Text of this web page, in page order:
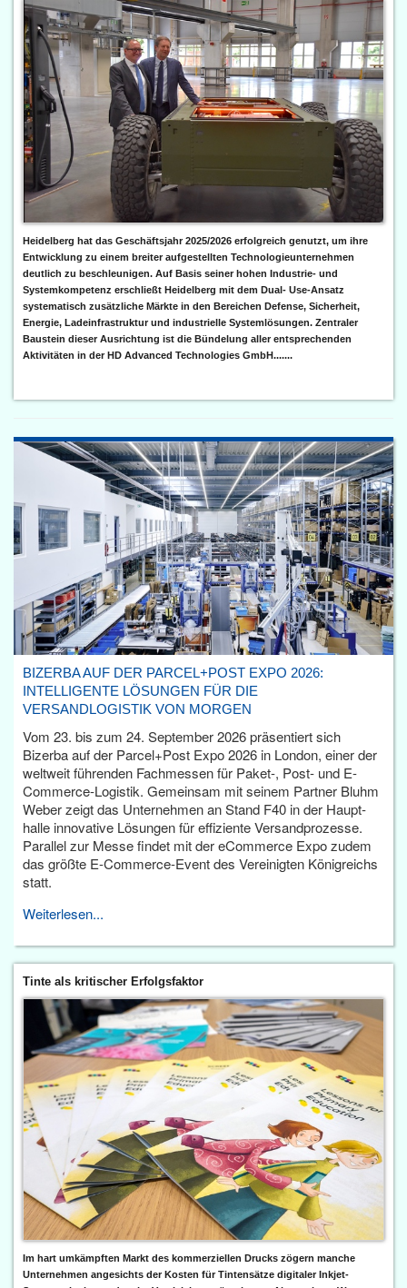
Heidelberg hat das Geschäftsjahr 2025/2026 erfolgreich genutzt, um ihre
Entwicklung zu einem breiter aufgestellten Technologieunternehmen
deutlich zu beschleunigen. Auf Basis seiner hohen Industrie- und
Systemkompetenz erschließt Heidelberg mit dem Dual- Use-Ansatz
systematisch zusätzliche Märkte in den Bereichen Defense, Sicherheit,
Energie, Ladeinfrastruktur und industrielle Systemlösungen. Zentraler
Baustein dieser Ausrichtung ist die Bündelung aller entsprechenden
Aktivitäten in der HD Advanced Technologies GmbH.......
BIZERBA AUF DER PARCEL+POST EXPO 2026:
INTELLIGENTE LÖSUNGEN FÜR DIE
VERSANDLOGISTIK VON MORGEN
Vom 23. bis zum 24. September 2026 präsentiert sich
Bizerba auf der Parcel+Post Expo 2026 in London, einer der
weltweit führenden Fachmessen für Paket-, Post- und E-
Commerce-Logistik. Gemeinsam mit seinem Partner Bluhm
Weber zeigt das Unternehmen an Stand F40 in der Haupt­
halle innovative Lösungen für effiziente Versandprozesse.
Parallel zur Messe findet mit der eCommerce Expo zudem
das größte E-Commerce-Event des Vereinigten Königreichs
statt.
Weiterlesen...
Tinte als kritischer Erfolgsfaktor
Im hart umkämpften Markt des kommerziellen Drucks zögern manche
Unternehmen angesichts der Kosten für Tintensätze digitaler Inkjet-